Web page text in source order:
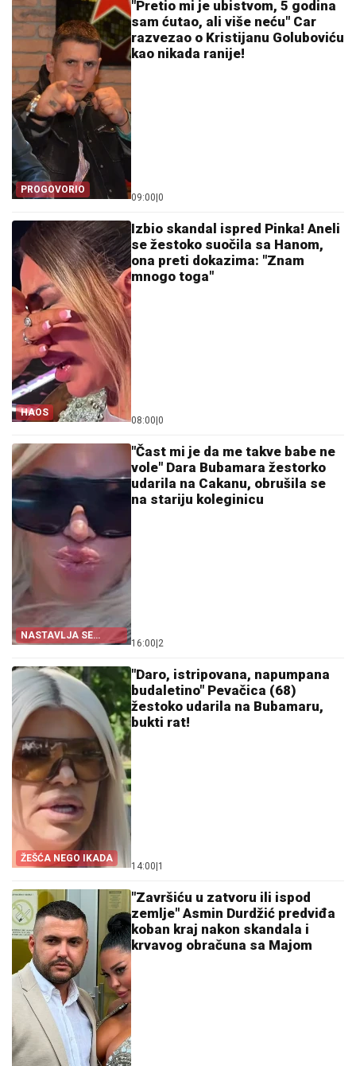
PROGOVORIO
"Pretio mi je ubistvom, 5 godina
sam ćutao, ali više neću" Car
razvezao o Kristijanu Goluboviću
kao nikada ranije!
09:00|0
HAOS
Izbio skandal ispred Pinka! Aneli
se žestoko suočila sa Hanom,
ona preti dokazima: "Znam
mnogo toga"
08:00|0
NASTAVLJA SE
HAOS
"Čast mi je da me takve babe ne
vole" Dara Bubamara žestorko
udarila na Cakanu, obrušila se
na stariju koleginicu
16:00|2
ŽEŠĆA NEGO IKADA
"Daro, istripovana, napumpana
budaletino" Pevačica (68)
žestoko udarila na Bubamaru,
bukti rat!
14:00|1
"Završiću u zatvoru ili ispod
zemlje" Asmin Durdžić predviđa
koban kraj nakon skandala i
krvavog obračuna sa Majom